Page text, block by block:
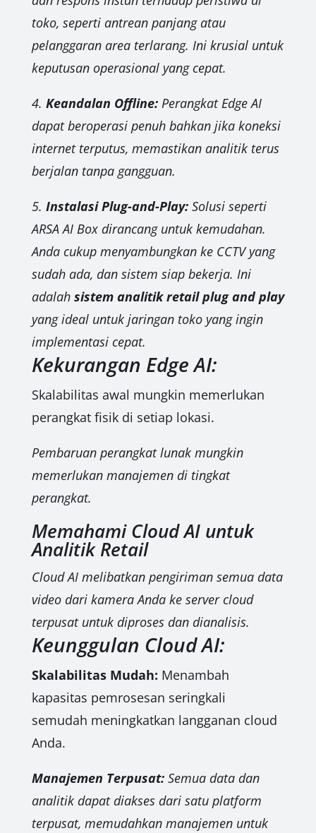
toko, seperti antrean panjang atau
pelanggaran area terlarang. Ini krusial untuk
keputusan operasional yang cepat.
4. Keandalan Offline:Perangkat Edge AI
dapat beroperasi penuh bahkan jika koneksi
internet terputus, memastikan analitik terus
berjalan tanpa gangguan.
5. Instalasi Plug-and-Play:Solusi seperti
ARSA AI Box dirancang untuk kemudahan.
Anda cukup menyambungkan ke CCTV yang
sudah ada, dan sistem siap bekerja. Ini
adalah sistem analitik retail plug and play
yang ideal untuk jaringan toko yang ingin
implementasi cepat.
Kekurangan Edge AI:
Skalabilitas awal mungkin memerlukan
perangkat fisik di setiap lokasi.
Pembaruan perangkat lunak mungkin
memerlukan manajemen di tingkat
perangkat.
Memahami Cloud AI untuk
Analitik Retail
Cloud AI melibatkan pengiriman semua data
video dari kamera Anda ke server cloud
terpusat untuk diproses dan dianalisis.
Keunggulan Cloud AI:
Skalabilitas Mudah: Menambah
kapasitas pemrosesan seringkali
semudah meningkatkan langganan cloud
Anda.
Manajemen Terpusat:Semua data dan
analitik dapat diakses dari satu platform
terpusat, memudahkan manajemen untuk